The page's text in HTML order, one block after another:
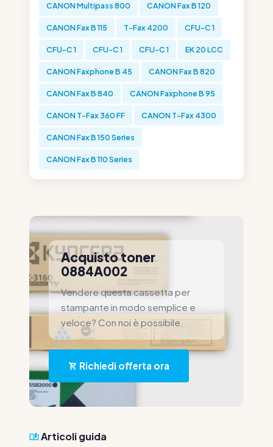
CANON Multipass 800 CANON Fax B 120
CANON Fax B 115 T-Fax 4200 CFU-C 1
CFU-C 1 CFU-C 1 CFU-C 1 EK 20 LCC
CANON Faxphone B 45 CANON Fax B 820
CANON Fax B 840 CANON Faxphone B 95
CANON T-Fax 360 FF CANON T-Fax 4300
CANON Fax B 150 Series
CANON Fax B 110 Series
Acquisto toner
0884A002
Vendere questa cassetta per
stampante in modo semplice e
veloce? Con noi è possibile.
Richiedi offerta ora
Articoli guida